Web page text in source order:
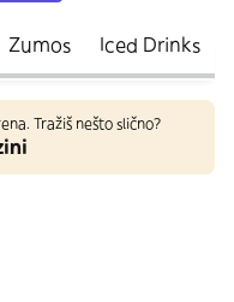
Zumos Iced Drinks
Tražiš nešto slično?